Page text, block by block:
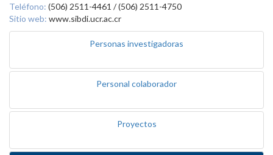
Teléfono: (506) 2511-4461 / (506) 2511-4750
Sitio web: www.sibdi.ucr.ac.cr
Personas investigadoras
Personal colaborador
Proyectos